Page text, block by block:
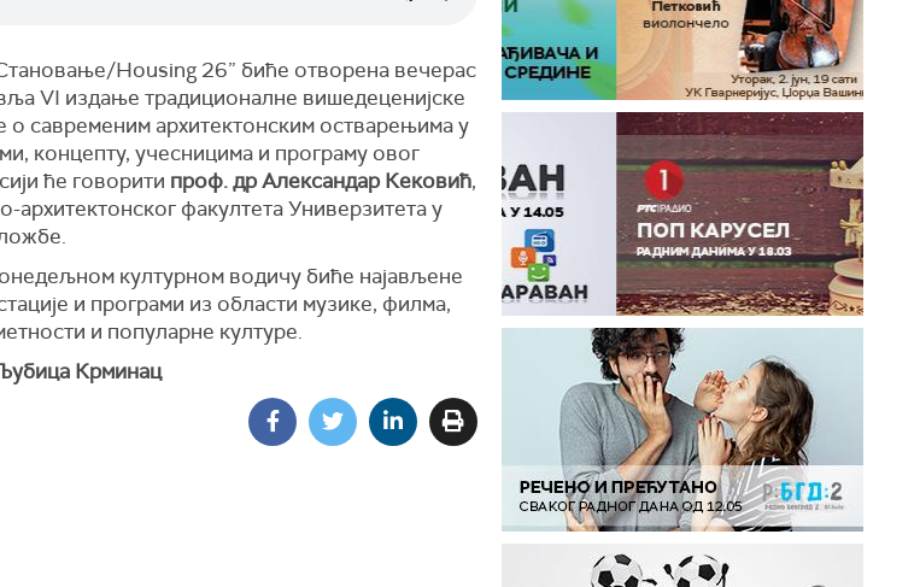
Housing 26” биће отворена вечерас
VI издање традиционалне вишедеценијске
о савременим архитектонским остварењима у
концепту, учесницима и програму овог
ће говорити проф. др Александар Кековић,
архитектонског факултета Универзитета у
културном водичу биће најављене
и програми из области музике, филма,
и популарне културе.
Крминац